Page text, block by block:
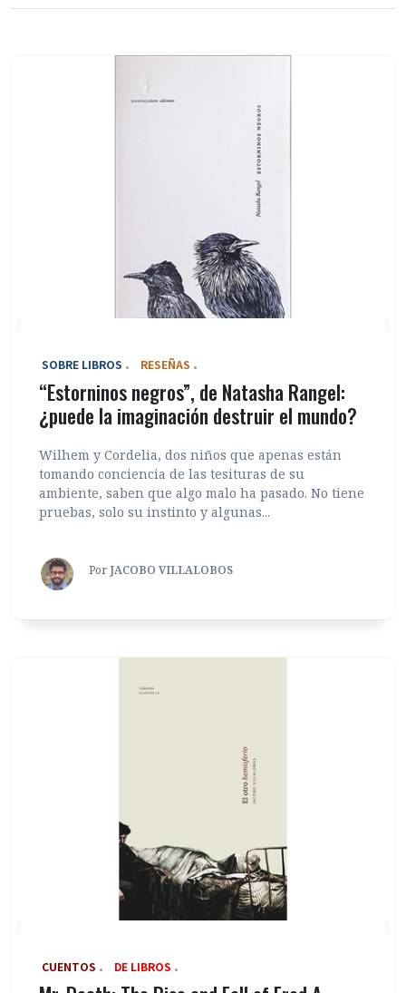
‎ SOBRE LIBROS RESEÑAS
“Estorninos negros”, de Natasha Rangel:
¿puede la imaginación destruir el mundo?
Wilhem y Cordelia, dos niños que apenas están
tomando conciencia de las tesituras de su
ambiente, saben que algo malo ha pasado. No tiene
pruebas, solo su instinto y algunas...
Por JACOBO VILLALOBOS
‎ CUENTOS DE LIBROS